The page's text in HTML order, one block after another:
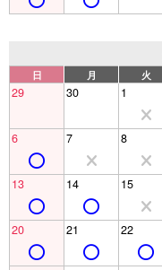
日 月 火
29 30 1
6 7 8
13 14 15
20 21 22